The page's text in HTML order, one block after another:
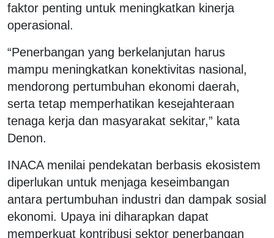
faktor penting untuk meningkatkan kinerja
operasional.
“Penerbangan yang berkelanjutan harus
mampu meningkatkan konektivitas nasional,
mendorong pertumbuhan ekonomi daerah,
serta tetap memperhatikan kesejahteraan
tenaga kerja dan masyarakat sekitar,” kata
Denon.
INACA menilai pendekatan berbasis ekosistem
diperlukan untuk menjaga keseimbangan
antara pertumbuhan industri dan dampak sosial
ekonomi. Upaya ini diharapkan dapat
memperkuat kontribusi sektor penerbangan